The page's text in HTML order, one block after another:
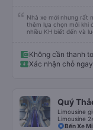
Nhà xe mới nhưng rất
thêm lựa chọn mới khi
nhiều KH biết đến và
Không cần thanh
Xác nhận chỗ
Quý
Limousine
Limousine
Bến Xe